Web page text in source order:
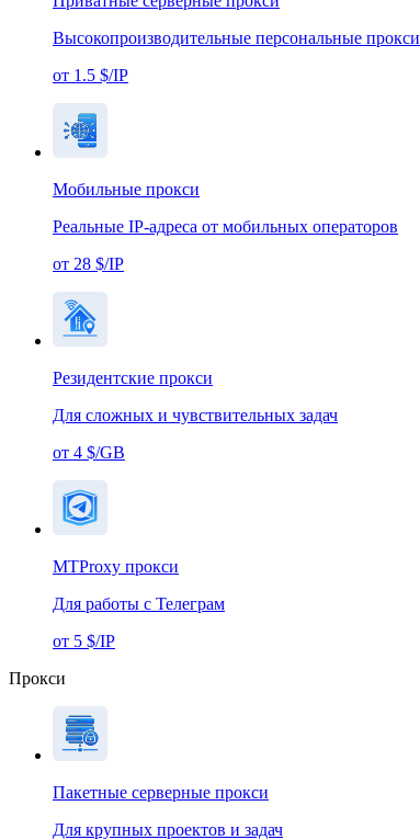
Высокопроизводительные персональные прокси
от 1.5 $/IP
Мобильные прокси
Реальные IP-адреса от мобильных операторов
от 28 $/IP
Резидентские прокси
Для сложных и чувствительных задач
от 4 $/GB
MTProxy прокси
Для работы с Телеграм
от 5 $/IP
Прокси
Пакетные серверные прокси
Для крупных проектов и задач